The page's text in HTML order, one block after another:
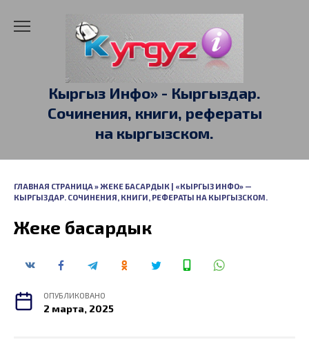
Кыргыз Инфо» - Кыргыздар.
Сочинения, книги, рефераты
на кыргызском.
ГЛАВНАЯ СТРАНИЦА» ЖЕКЕ БАСАРДЫК | «КЫРГЫЗ ИНФО» —
КЫРГЫЗДАР. СОЧИНЕНИЯ, КНИГИ, РЕФЕРАТЫ НА КЫРГЫЗСКОМ.
Жеке басардык
ОПУБЛИКОВАНО
2 марта, 2025